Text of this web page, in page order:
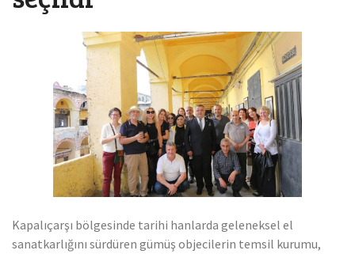
Mücevher ihracatı, temmuz ayında yüzde 6.1 arttı
Kapalıçarşı bölgesinde tarihi hanlarda geleneksel el
sanatkarlığını sürdüren gümüş objecilerin temsil kurumu,